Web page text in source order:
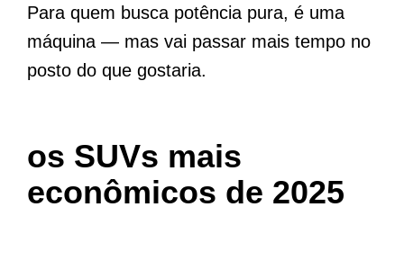
Para quem busca potência pura, é uma
máquina — mas vai passar mais tempo no
posto do que gostaria.
os SUVs mais
econômicos de 2025